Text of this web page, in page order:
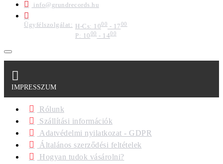
info@grundrecords.hu
Ügyfélszolgálat: H-Cs: 1000 - 1700
P: 1000- 1400
IMPRESSZUM
Rólunk
Szállítási információk
Adatvédelmi nyilatkozat - GDPR
Általános szerződési feltételek
Hogyan tudok vásárolni?